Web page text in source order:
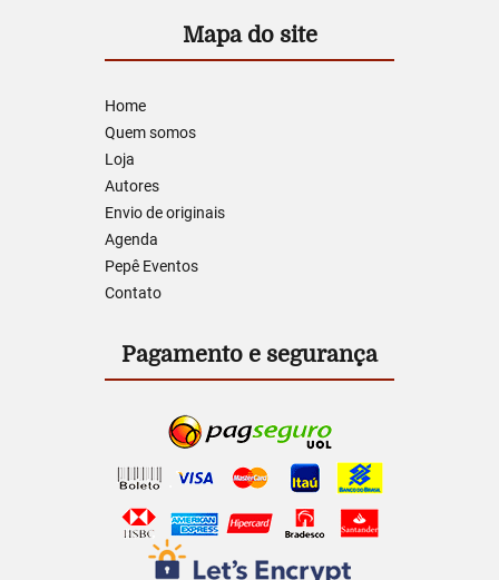
Mapa do site
Home
Quem somos
Loja
Autores
Envio de originais
Agenda
Pepê Eventos
Contato
Pagamento e segurança